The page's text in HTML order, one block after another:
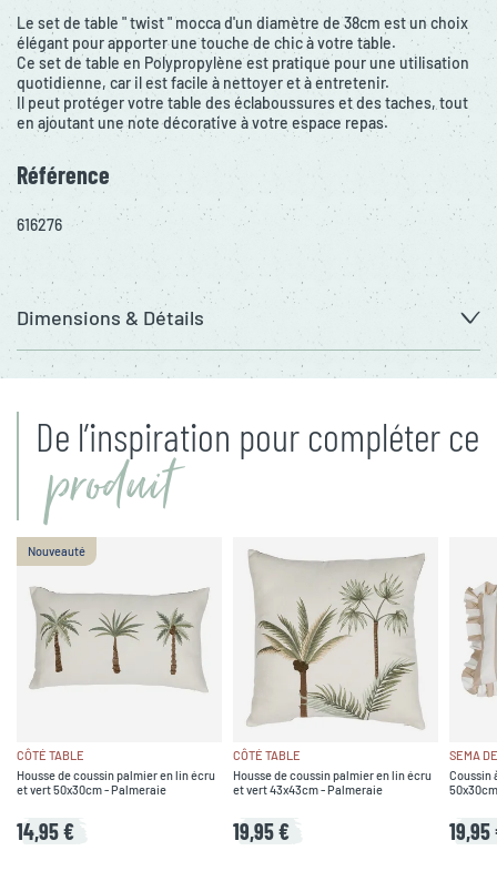
Le set de table " twist " mocca d'un diamètre de 38cm est un choix
élégant pour apporter une touche de chic à votre table.
Ce set de table en Polypropylène est pratique pour une utilisation
quotidienne, car il est facile à nettoyer et à entretenir.
Il peut protéger votre table des éclaboussures et des taches, tout
en ajoutant une note décorative à votre espace repas.
Référence
616276
Dimensions & Détails
De l’inspiration pour compléter ce
produit
Nouveauté
CÔTÉ TABLE
Housse de coussin palmier en lin écru
et vert 50x30cm - Palmeraie
14,95 €
CÔTÉ TABLE
Housse de coussin palmier en lin écru
et vert 43x43cm - Palmeraie
19,95 €
SEMA
Coussin
19,95